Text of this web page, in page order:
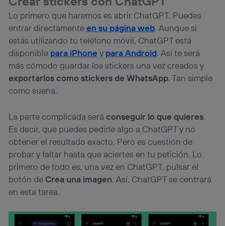
Lo primero que haremos es abrir ChatGPT. Puedes
entrar directamenteen su página web. Aunque si
estás utilizando tu teléfono móvil, ChatGPT está
disponible para iPhoney para Android. Así te será
más cómodo guardar los stickers una vez creados y
exportarlos como stickers de WhatsApp. Tan simple
como suena.
La parte complicada seráconseguir lo que quieres.
Es decir, que puedes pedirle algo a ChatGPT y no
obtener el resultado exacto. Pero es cuestión de
probar y faltar hasta que aciertes en tu petición. Lo
primero de todo es, una vez en ChatGPT, pulsar el
botón de Crea una imagen. Así, ChatGPT se centrará
en esta tarea.
personalizado, ya que se basará únicamente en la
navegación del usuario del móvil.
Puedes gestionar los consentimientos Utiq seleccionando
“Administrar Utiq” en la parte inferior de esta página web o
visitando el portal de privacidad de Utiq
(“consenthub”). Para más información, consulta
la política de privacidad de Utiq .